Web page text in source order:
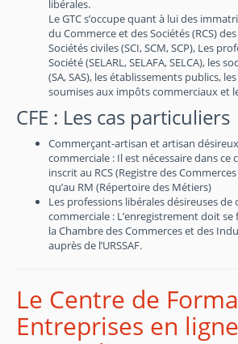
libérales.
Le GTC s’occupe quant à lui des
du Commerce et des Sociétés (RCS)
Sociétés civiles (SCI, SCM, SCP), Les
Société (SELARL, SELAFA, SELCA), les
(SA, SAS), les établissements publics,
soumises aux impôts commerciaux et
CFE : Les cas particuliers
Commerçant-artisan et artisan
commerciale : Il est nécessaire dans ce
inscrit au RCS (Registre des
qu’au RM (Répertoire des Métiers)
Les professions libérales désireuses de
commerciale : L’enregistrement doit se
la Chambre des Commerces et des
auprès de l’URSSAF.
Le Centre de
Entreprises en